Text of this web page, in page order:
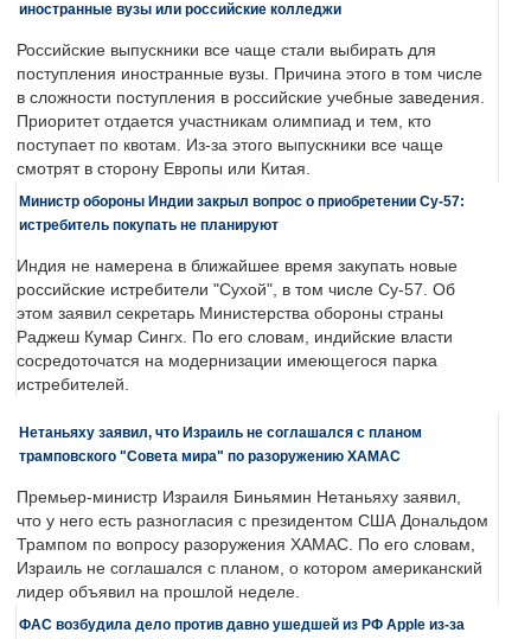
иностранные вузы или российские колледжи
Российские выпускники все чаще стали выбирать для
поступления иностранные вузы. Причина этого в том числе
в сложности поступления в российские учебные заведения.
Приоритет отдается участникам олимпиад и тем, кто
поступает по квотам. Из-за этого выпускники все чаще
смотрят в сторону Европы или Китая.
Министр обороны Индии закрыл вопрос о приобретении Су-57:
истребитель покупать не планируют
Индия не намерена в ближайшее время закупать новые
российские истребители "Сухой", в том числе Су-57. Об
этом заявил секретарь Министерства обороны страны
Раджеш Кумар Сингх. По его словам, индийские власти
сосредоточатся на модернизации имеющегося парка
истребителей.
Нетаньяху заявил, что Израиль не соглашался с планом
трамповского "Совета мира" по разоружению ХАМАС
Премьер-министр Израиля Биньямин Нетаньяху заявил,
что у него есть разногласия с президентом США Дональдом
Трампом по вопросу разоружения ХАМАС. По его словам,
Израиль не соглашался с планом, о котором американский
лидер объявил на прошлой неделе.
ФАС возбудила дело против давно ушедшей из РФ Apple из-за